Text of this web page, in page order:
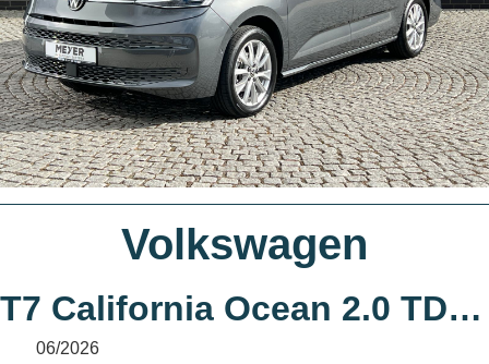
Volkswagen
T7 California Ocean 2.0 TDI DSG *AHK, IQ.Light,
06/2026